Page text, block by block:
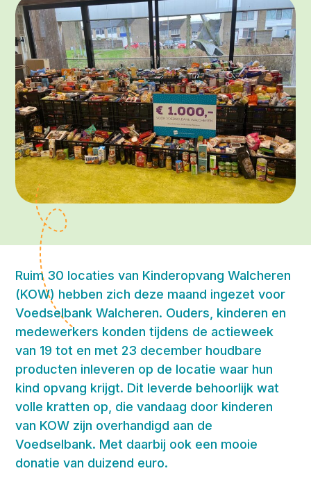
Ruim 30 locaties van Kinderopvang Walcheren
(KOW) hebben zich deze maand ingezet voor
Voedselbank Walcheren. Ouders, kinderen en
medewerkers konden tijdens de actieweek
van 19 tot en met 23 december houdbare
producten inleveren op de locatie waar hun
kind opvang krijgt. Dit leverde behoorlijk wat
volle kratten op, die vandaag door kinderen
van KOW zijn overhandigd aan de
Voedselbank. Met daarbij ook een mooie
donatie van duizend euro.